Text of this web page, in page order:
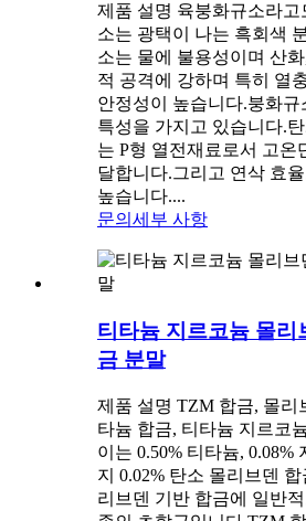
제품 설명 육붕화규소라고
소는 광택이 나는 흑회색
소는 물에 불용성이며 산
적 공격에 강하며 특히 열
안정성이 높습니다.붕화규
특성을 가지고 있습니다.
는 P형 열전재료로서 고온
달합니다.그리고 연삭 효
높습니다....
문의 세부 사항
티타늄 지르코늄 몰
금 분말
제품 설명 TZM 합금, 몰리
타늄 합금, 티타늄 지르코
이는 0.50% 티타늄, 0.08%
지 0.02% 탄소 몰리브덴
리브덴 기반 합금에 일반